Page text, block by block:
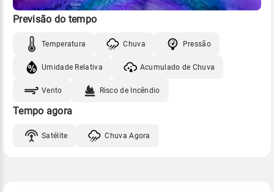
Previsão do tempo
Temperatura Chuva Pressão
Umidade Relativa Acumulado de Chuva
Vento Risco de Incêndio
Tempo agora
Satélite Chuva Agora